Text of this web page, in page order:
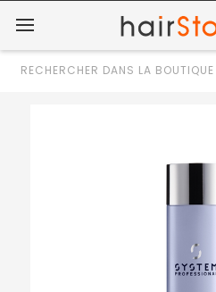
Rechercher